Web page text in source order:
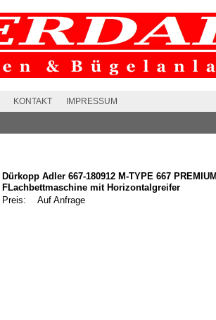
KONTAKT IMPRESSUM
Dürkopp Adler 667-180912 M-TYPE 667
FLachbettmaschine mit Horizontalgreifer
Auf Anfrage
Preis: